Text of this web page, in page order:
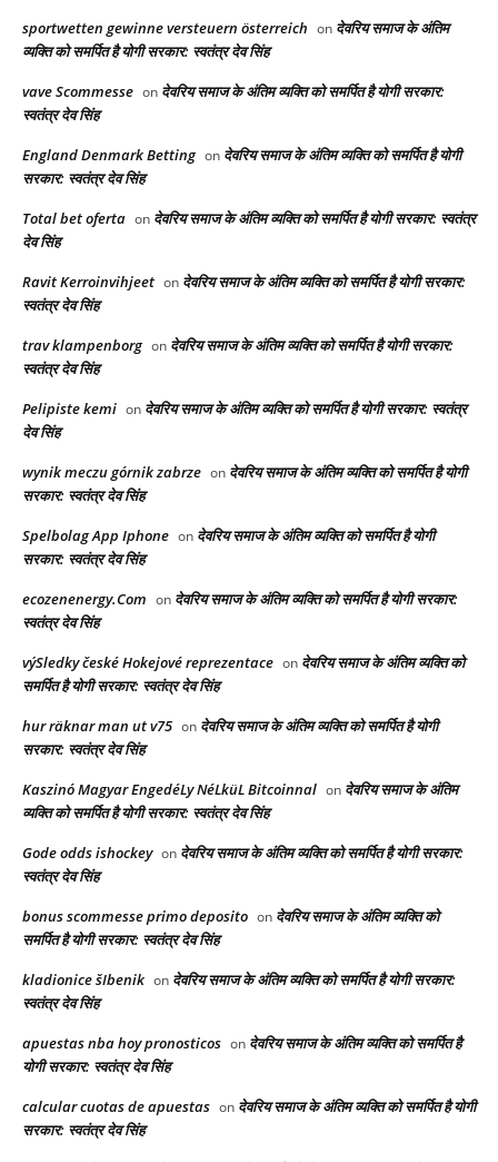
sportwetten gewinne versteuern österreich on देवरिय समाज के अंतिम
व्यक्ति को समर्पित है योगी सरकार: स्वतंत्र देव सिंह
vave Scommesse on देवरिय समाज के अंतिम व्यक्ति को समर्पित है योगी सरकार:
स्वतंत्र देव सिंह
England Denmark Betting on देवरिय समाज के अंतिम व्यक्ति को समर्पित है योगी
सरकार: स्वतंत्र देव सिंह
Total bet oferta on देवरिय समाज के अंतिम व्यक्ति को समर्पित है योगी सरकार: स्वतंत्र
देव सिंह
Ravit Kerroinvihjeet on देवरिय समाज के अंतिम व्यक्ति को समर्पित है योगी सरकार:
स्वतंत्र देव सिंह
trav klampenborg on देवरिय समाज के अंतिम व्यक्ति को समर्पित है योगी सरकार:
स्वतंत्र देव सिंह
Pelipiste kemi on देवरिय समाज के अंतिम व्यक्ति को समर्पित है योगी सरकार: स्वतंत्र
देव सिंह
wynik meczu górnik zabrze on देवरिय समाज के अंतिम व्यक्ति को समर्पित है योगी
सरकार: स्वतंत्र देव सिंह
Spelbolag App Iphone on देवरिय समाज के अंतिम व्यक्ति को समर्पित है योगी
सरकार: स्वतंत्र देव सिंह
ecozenenergy.Com on देवरिय समाज के अंतिम व्यक्ति को समर्पित है योगी सरकार:
स्वतंत्र देव सिंह
výSledky české Hokejové reprezentace on देवरिय समाज के अंतिम व्यक्ति को
समर्पित है योगी सरकार: स्वतंत्र देव सिंह
hur räknar man ut v75 on देवरिय समाज के अंतिम व्यक्ति को समर्पित है योगी
सरकार: स्वतंत्र देव सिंह
Kaszinó Magyar EngedéLy NéLküL Bitcoinnal on देवरिय समाज के अंतिम
व्यक्ति को समर्पित है योगी सरकार: स्वतंत्र देव सिंह
Gode odds ishockey on देवरिय समाज के अंतिम व्यक्ति को समर्पित है योगी सरकार:
स्वतंत्र देव सिंह
bonus scommesse primo deposito on देवरिय समाज के अंतिम व्यक्ति को
समर्पित है योगी सरकार: स्वतंत्र देव सिंह
kladionice šIbenik on देवरिय समाज के अंतिम व्यक्ति को समर्पित है योगी सरकार:
स्वतंत्र देव सिंह
apuestas nba hoy pronosticos on देवरिय समाज के अंतिम व्यक्ति को समर्पित है
योगी सरकार: स्वतंत्र देव सिंह
calcular cuotas de apuestas on देवरिय समाज के अंतिम व्यक्ति को समर्पित है योगी
सरकार: स्वतंत्र देव सिंह